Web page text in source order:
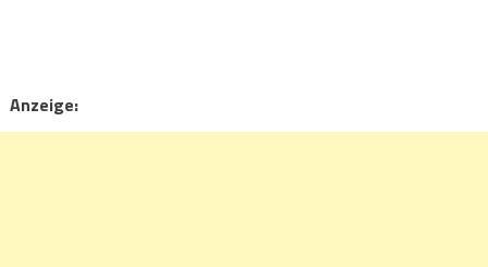
Anzeige: